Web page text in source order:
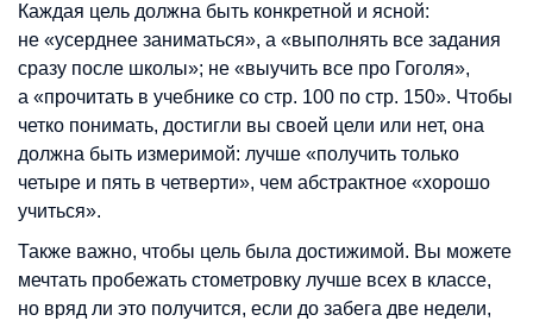
Каждая цель должна быть конкретной и ясной:
не «усерднее заниматься», а «выполнять все задания
сразу после школы»; не «выучить все про Гоголя»,
а «прочитать в учебнике со стр. 100 по стр. 150». Чтобы
четко понимать, достигли вы своей цели или нет, она
должна быть измеримой: лучше «получить только
четыре и пять в четверти», чем абстрактное «хорошо
учиться».
Также важно, чтобы цель была достижимой. Вы можете
мечтать пробежать стометровку лучше всех в классе,
но вряд ли это получится, если до забега две недели,